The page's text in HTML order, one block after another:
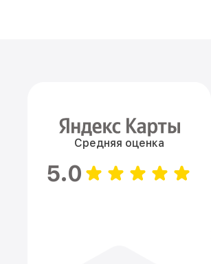
Средняя оценка
5.0